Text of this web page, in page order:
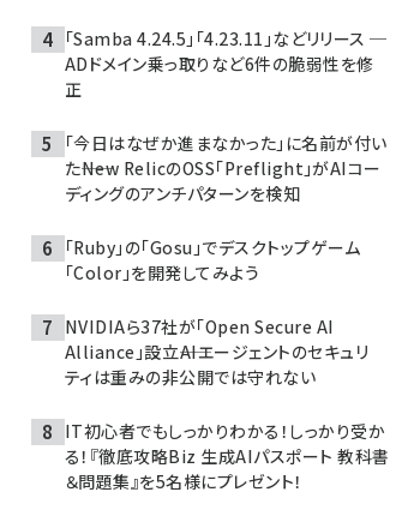
「Samba 4.24.5」「4.23.11」などリリース ─
ADドメイン乗っ取りなど6件の脆弱性を修
正
「今日はなぜか進まなかった」に名前が付い
た――New RelicのOSS「Preflight」がAIコー
ディングのアンチパターンを検知
「Ruby」の「Gosu」でデスクトップゲーム
「Color」を開発してみよう
NVIDIAら37社が「Open Secure AI
Alliance」設立――AIエージェントのセキュリ
ティは重みの非公開では守れない
IT初心者でもしっかりわかる！しっかり受か
る！『徹底攻略Biz 生成AIパスポート 教科書
＆問題集』を5名様にプレゼント！